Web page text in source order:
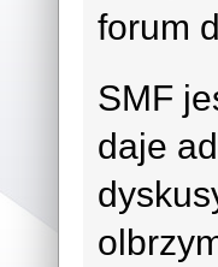
forum
SMF
daje